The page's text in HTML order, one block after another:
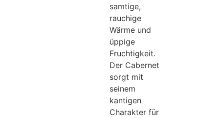
samtige,
rauchige
Wärme und
üppige
Fruchtigkeit.
Der Cabernet
sorgt mit
seinem
kantigen
Charakter für